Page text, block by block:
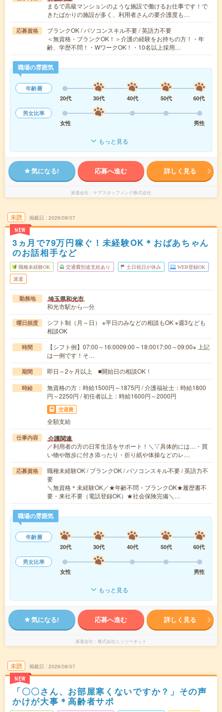
まるで高級マンションのような施設で働けるお仕事です！で
きたばかりの施設が多く、利用者さんの要介護度も…
応募資格
ブランクOK / パソコンスキル不要 / 英語力不要
＜無資格・ブランクOK！＞介護の経験をお持ちの方！・年
齢、学歴不問！・WワークOK！・10名以上採用…
職場の雰囲気
年齢層
20代
30代 40代 50代
60代
男女比率
女性
男性
もっと見る
気になる! 応募へ進む 詳しく見る
派遣会社 ケアスタッフィング株式会社
未読
NEW
掲載日 2026/08/07
3ヵ月で79万円稼ぐ！未経験OK＊おばあちゃん
のお話相手など
職種未経験OK 交通費別途支給あり 土日祝日が休み WEB登録OK
派遣
勤務地 埼玉県和光市
和光市駅から---分
曜日頻度
シフト制（月～日） ※平日のみなどの相談もOK ※週3なども
相談OK
時間
【シフト例】07:00～16:0009:00～18:0017:00～09:00※ 上記
は一例です！そ…
期間 即日～2ヶ月以上 ■開始日の相談OK！
時給
無資格の方：時給1500円～1875円 / 介護福祉士：時給1800
円～2250円 / 初任者以上：時給1600円～2000円
交通費
全額支給
仕事内容 介護関連
／利用者の方の日常生活をサポート！＼▽具体的には…・買
い物や散歩に付き添ったり・折り紙や体操などのレ…
応募資格
職種未経験OK / ブランクOK / パソコンスキル不要 / 英語力不
要
＼無資格＊未経験OK／★年齢不問・ブランクOK★履歴書不
要・来社不要（電話登録OK）★社会保険完備＼…
職場の雰囲気
年齢層
20代
30代 40代 50代
60代
男女比率
女性
男性
もっと見る
気になる! 応募へ進む 詳しく見る
派遣会社 株式会社ニッソーネット
未読
NEW
掲載日 2026/08/07
「〇〇さん、お部屋寒くないですか？」その声
かけが大事＊高齢者サポ